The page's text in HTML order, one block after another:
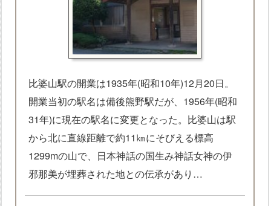
比婆山駅の開業は1935年(昭和10年)12月20日。
開業当初の駅名は備後熊野駅だが、1956年(昭和
31年)に現在の駅名に変更となった。比婆山は駅
から北に直線距離で約11㎞にそびえる標高
1299mの山で、日本神話の国生み神話女神の伊
邪那美が埋葬された地との伝承があり…